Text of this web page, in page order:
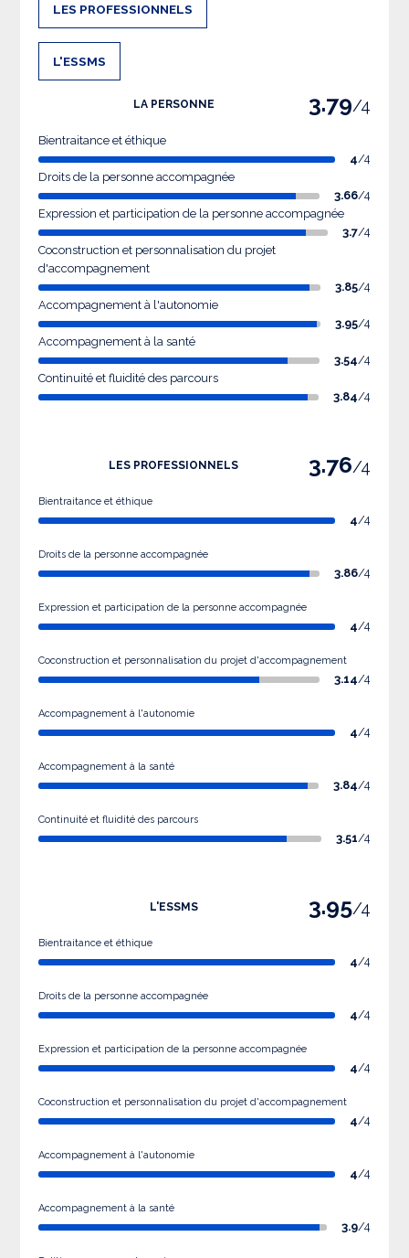
LES PROFESSIONNELS
L'ESSMS
LA PERSONNE 3.79/4
Bientraitance et éthique
4/4
Droits de la personne accompagnée
3.66/4
Expression et participation de la personne accompagnée
3.7/4
Coconstruction et personnalisation du projet
d'accompagnement
3.85/4
Accompagnement à l'autonomie
3.95/4
Accompagnement à la santé
3.54/4
Continuité et fluidité des parcours
3.84/4
LES PROFESSIONNELS 3.76/4
Bientraitance et éthique
4/4
Droits de la personne accompagnée
3.86/4
Expression et participation de la personne accompagnée
4/4
Coconstruction et personnalisation du projet d'accompagnement
3.14/4
Accompagnement à l'autonomie
4/4
Accompagnement à la santé
3.84/4
Continuité et fluidité des parcours
3.51/4
L'ESSMS 3.95/4
Bientraitance et éthique
4/4
Droits de la personne accompagnée
4/4
Expression et participation de la personne accompagnée
4/4
Coconstruction et personnalisation du projet d'accompagnement
4/4
Accompagnement à l'autonomie
4/4
Accompagnement à la santé
3.9/4